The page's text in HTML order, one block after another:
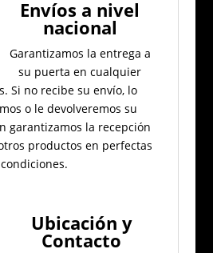
Envíos a nivel
nacional
Garantizamos la entrega a
su puerta en cualquier
Si no recibe su envío, lo
o le devolveremos su
garantizamos la recepción
productos en perfectas
condiciones.
Ubicación y
Contacto